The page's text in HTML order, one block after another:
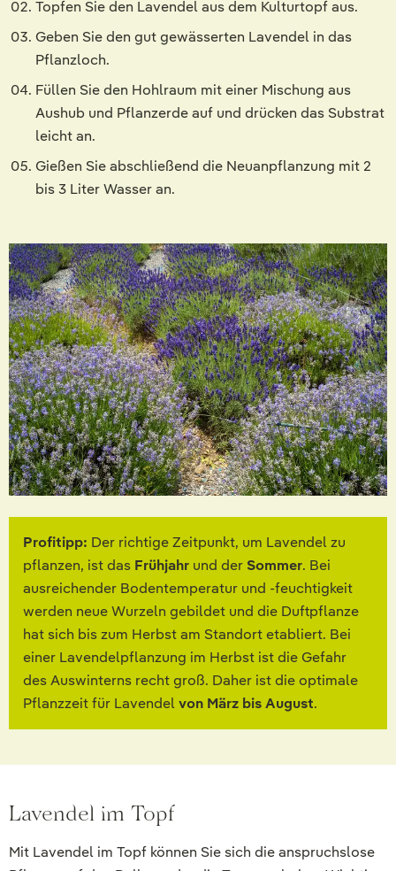
Topfen Sie den Lavendel aus dem Kulturtopf aus.
Geben Sie den gut gewässerten Lavendel in das
Pflanzloch.
Füllen Sie den Hohlraum mit einer Mischung aus
Aushub und Pflanzerde auf und drücken das Substrat
leicht an.
Gießen Sie abschließend die Neuanpflanzung mit 2
bis 3 Liter Wasser an.
Profitipp: Der richtige Zeitpunkt, um Lavendel zu
pflanzen, ist das Frühjahr und der Sommer. Bei
ausreichender Bodentemperatur und -feuchtigkeit
werden neue Wurzeln gebildet und die Duftpflanze
hat sich bis zum Herbst am Standort etabliert. Bei
einer Lavendelpflanzung im Herbst ist die Gefahr
des Auswinterns recht groß. Daher ist die optimale
Pflanzzeit für Lavendelvon März bis August.
Lavendel im Topf
Mit Lavendel im Topf können Sie sich die anspruchslose